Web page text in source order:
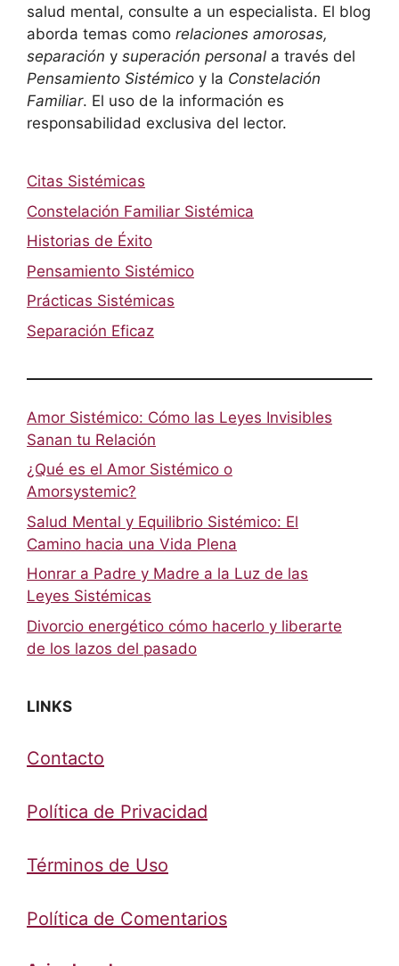
salud mental, consulte a un especialista. El blog
aborda temas como relaciones amorosas,
separación y superación personal a través del
Pensamiento Sistémico y la Constelación
Familiar. El uso de la información es
responsabilidad exclusiva del lector.
Citas Sistémicas
Constelación Familiar Sistémica
Historias de Éxito
Pensamiento Sistémico
Prácticas Sistémicas
Separación Eficaz
Amor Sistémico: Cómo las Leyes Invisibles
Sanan tu Relación
¿Qué es el Amor Sistémico o
Amorsystemic?
Salud Mental y Equilibrio Sistémico: El
Camino hacia una Vida Plena
Honrar a Padre y Madre a la Luz de las
Leyes Sistémicas
Divorcio energético cómo hacerlo y liberarte
de los lazos del pasado
LINKS
Contacto
Política de Privacidad
Términos de Uso
Política de Comentarios